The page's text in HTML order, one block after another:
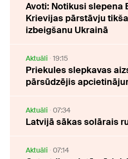
Avoti: Notikusi slepena
Krievijas pārstāvju
izbeigšanu Ukrainā
Aktuāli 19:15
Priekules slepkavas
pārsūdzējis
Aktuāli 07:34
Latvijā sākas solārais
Aktuāli 07:14